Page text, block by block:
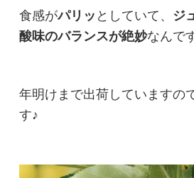
食感がパリッ としていて、 ジ
酸味のバランスが絶妙なんで
年明けまで出荷していますの
す♪